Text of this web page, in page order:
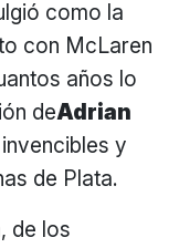
como la
con McLaren
años lo
deAdrian
y
de Plata.
de los